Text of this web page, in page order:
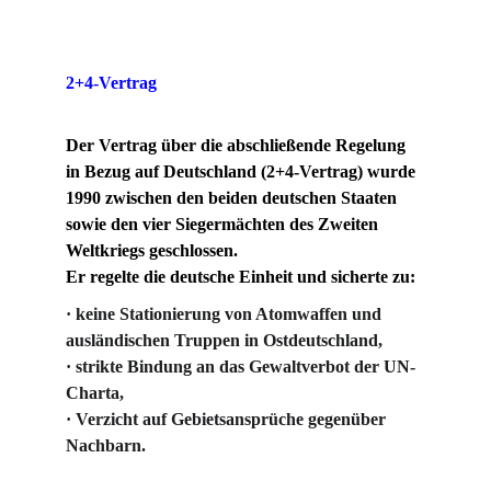
2+4-Vertrag
Der Vertrag über die abschließende Regelung
in Bezug auf Deutschland (2+4-Vertrag) wurde
1990 zwischen den beiden deutschen Staaten
sowie den vier Siegermächten des Zweiten
Weltkriegs geschlossen.
Er regelte die deutsche Einheit und sicherte zu:
· keine Stationierung von Atomwaffen und
ausländischen Truppen in Ostdeutschland,
· strikte Bindung an das Gewaltverbot der UN-
Charta,
· Verzicht auf Gebietsansprüche gegenüber
Nachbarn.